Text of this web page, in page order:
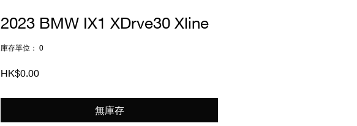
2023 BMW IX1 XDrve30 Xline
庫存單位： 0
HK$0.00價
無庫存